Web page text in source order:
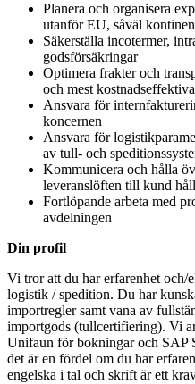
Planera och organisera
utanför EU, såväl
Säkerställa incotermer,
godsförsäkringar
Optimera frakter och
och mest
Ansvara för
koncernen
Ansvara för
av tull- och
Kommunicera och hålla
leveranslöften till kund
Fortlöpande arbeta med
avdelningen
Din profil
Vi tror att du har erfarenhet
logistik / spedition. Du har
importregler samt vana av
importgods (tullcertifiering). Vi
Unifaun för bokningar och
det är en fördel om du har
engelska i tal och skrift är ett